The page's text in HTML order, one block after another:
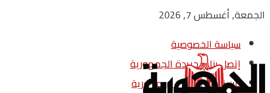
الجمعة, أغسطس 7, 2026
سياسة الخصوصية
إتصل بنا – جريدة الجمهورية
من نحن – جريدة الجمهورية